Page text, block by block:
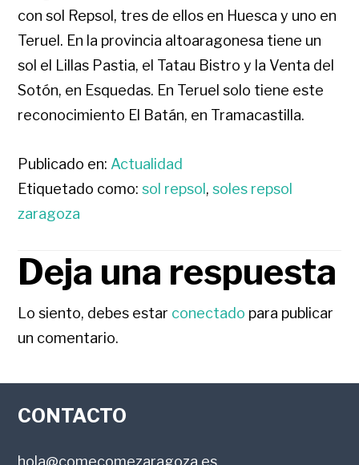
con sol Repsol, tres de ellos en Huesca y uno en
Teruel. En la provincia altoaragonesa tiene un
sol el Lillas Pastia, el Tatau Bistro y la Venta del
Sotón, en Esquedas. En Teruel solo tiene este
reconocimiento El Batán, en Tramacastilla.
Publicado en: Actualidad
Etiquetado como:sol repsol,soles repsol
zaragoza
INTERACCIONES
CON
LOS
LECTORES
Deja una respuesta
Lo siento, debes estar conectado para publicar
un comentario.
FOOTER
CONTACTO
hola@comecomezaragoza.es